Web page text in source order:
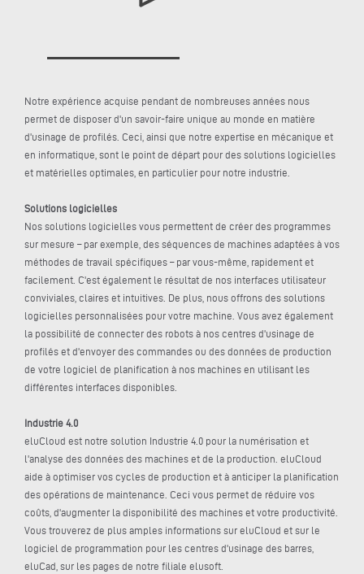
Notre expérience acquise pendant de nombreuses années nous
permet de disposer d'un savoir-faire unique au monde en matière
d'usinage de profilés. Ceci, ainsi que notre expertise en mécanique et
en informatique, sont le point de départ pour des solutions logicielles
et matérielles optimales, en particulier pour notre industrie.
Solutions logicielles
Nos solutions logicielles vous permettent de créer des programmes
sur mesure – par exemple, des séquences de machines adaptées à vos
méthodes de travail spécifiques – par vous-même, rapidement et
facilement. C'est également le résultat de nos interfaces utilisateur
conviviales, claires et intuitives. De plus, nous offrons des solutions
logicielles personnalisées pour votre machine. Vous avez également
la possibilité de connecter des robots à nos centres d'usinage de
profilés et d'envoyer des commandes ou des données de production
de votre logiciel de planification à nos machines en utilisant les
différentes interfaces disponibles.
Industrie 4.0
eluCloud est notre solution Industrie 4.0 pour la numérisation et
l'analyse des données des machines et de la production. eluCloud
aide à optimiser vos cycles de production et à anticiper la planification
des opérations de maintenance. Ceci vous permet de réduire vos
coûts, d'augmenter la disponibilité des machines et votre productivité.
Vous trouverez de plus amples informations sur eluCloud et sur le
logiciel de programmation pour les centres d'usinage des barres,
eluCad, sur les pages de notre filiale elusoft.